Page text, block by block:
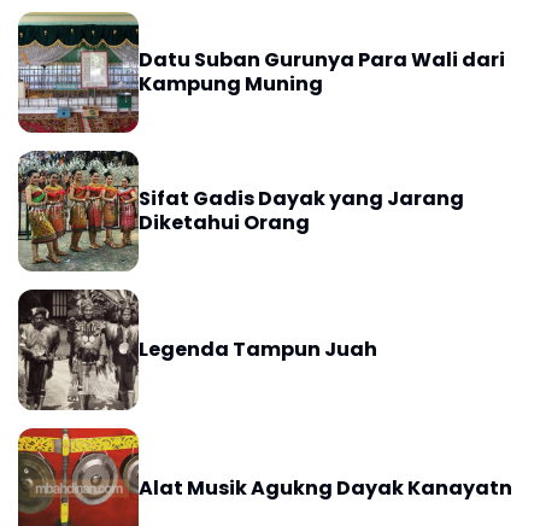
Datu Suban Gurunya Para Wali dari
Kampung Muning
Sifat Gadis Dayak yang Jarang
Diketahui Orang
Legenda Tampun Juah
Alat Musik Agukng Dayak Kanayatn